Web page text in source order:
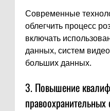
Современные
облегчить процесс
включать
данных, систем
больших данных.
3. Повышение
правоохранительных